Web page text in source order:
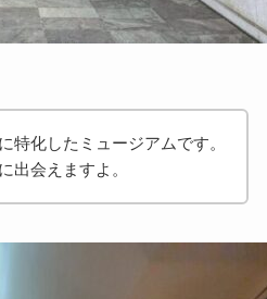
特化したミュージアムです。
出会えますよ。